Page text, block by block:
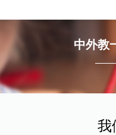
中外教
我